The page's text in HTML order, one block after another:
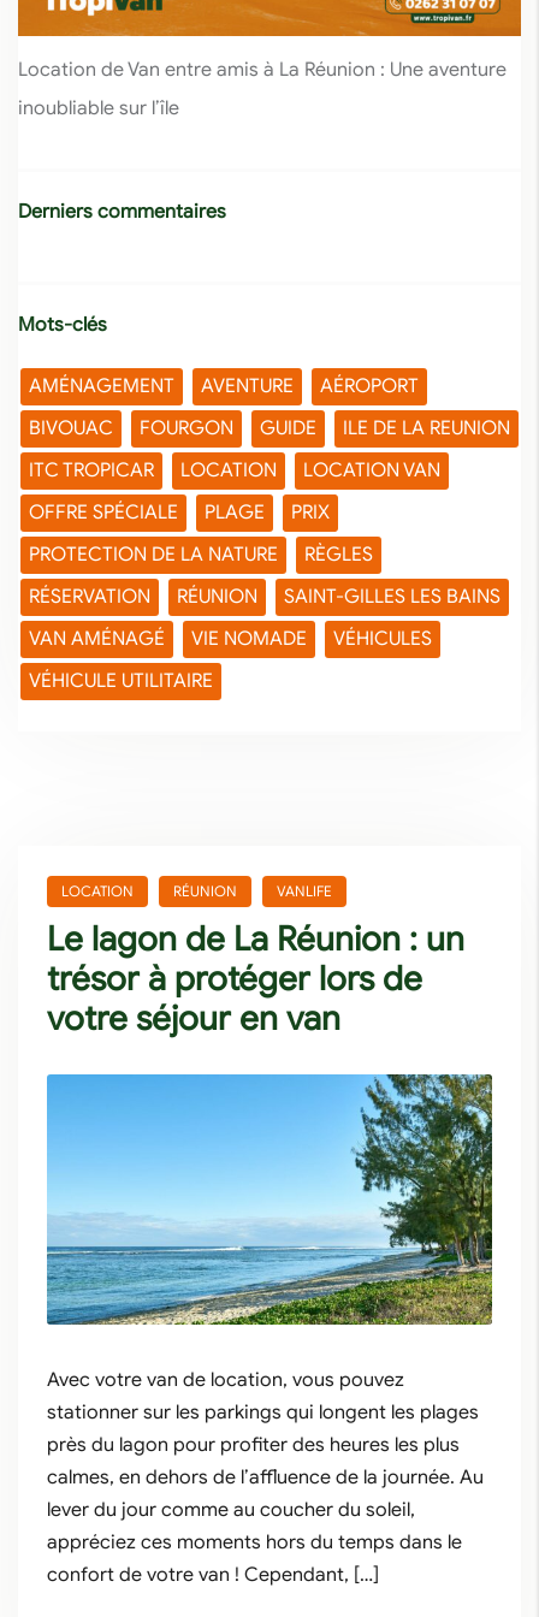
Location de Van entre amis à La Réunion : Une aventure
inoubliable sur l’île
Derniers commentaires
Mots-clés
AMÉNAGEMENT AVENTURE
AÉROPORT
BIVOUAC
FOURGON GUIDE
ILE DE LA REUNION
ITC TROPICAR
LOCATION
LOCATION VAN
OFFRE SPÉCIALE
PLAGE
PRIX
PROTECTION DE LA NATURE
RÈGLES
RÉSERVATION
RÉUNION
SAINT-GILLES LES BAINS
VAN AMÉNAGÉ
VIE NOMADE
VÉHICULES
VÉHICULE UTILITAIRE
LOCATION RÉUNION VANLIFE
Le lagon de La Réunion : un
trésor à protéger lors de
votre séjour en van
Avec votre van de location, vous pouvez
stationner sur les parkings qui longent les plages
près du lagon pour profiter des heures les plus
calmes, en dehors de l’affluence de la journée. Au
lever du jour comme au coucher du soleil,
appréciez ces moments hors du temps dans le
confort de votre van ! Cependant, […]